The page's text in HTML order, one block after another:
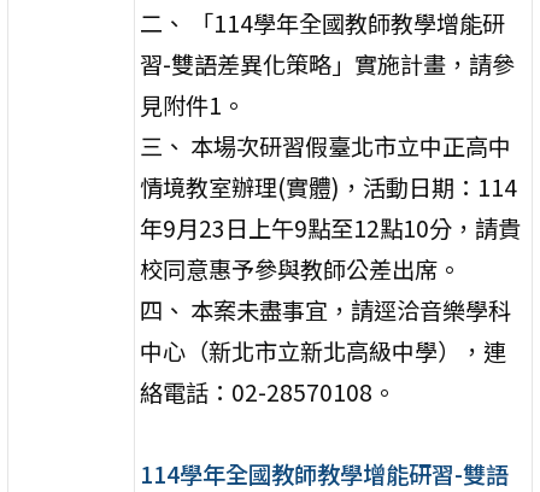
二、 「114學年全國教師教學增能研
習-雙語差異化策略」實施計畫，請參
見附件1。
三、 本場次研習假臺北市立中正高中
情境教室辦理(實體)，活動日期：114
年9月23日上午9點至12點10分，請貴
校同意惠予參與教師公差出席。
四、 本案未盡事宜，請逕洽音樂學科
中心（新北市立新北高級中學），連
絡電話：02-28570108。
114學年全國教師教學增能研習-雙語